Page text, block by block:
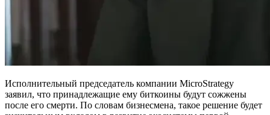
Исполнительный председатель компании MicroStrategy
заявил, что принадлежащие ему биткоины будут сожжены
после его смерти. По словам бизнесмена, такое решение будет